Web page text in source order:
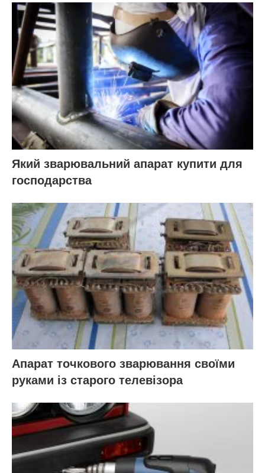
Який зварювальний апарат купити для
господарства
Апарат точкового зварювання своїми
руками із старого телевізора